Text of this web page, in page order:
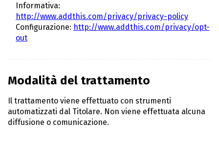
Informativa:
http://www.addthis.com/privacy/privacy-policy
Configurazione: http://www.addthis.com/privacy/opt-
out
Modalità del trattamento
Il trattamento viene effettuato con strumenti
automatizzati dal Titolare. Non viene effettuata alcuna
diffusione o comunicazione.